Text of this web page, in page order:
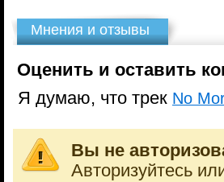
Мнения и отзывы
Оценить и оставить
Я думаю, что трек No
Вы не
Авторизуйтесь